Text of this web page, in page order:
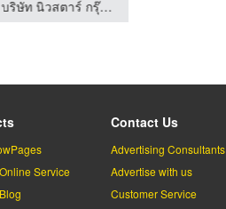
บริษัท นิวสตาร์ กรุ๊ป จำกัด
Service
Contact Us
Advertising Consultants
Advertise with us
Customer Service